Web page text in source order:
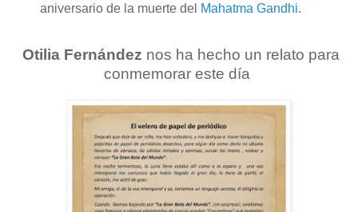
aniversario de la muerte del Mahatma Gandhi.
Otilia Fernández nos ha hecho un relato para
conmemorar este día